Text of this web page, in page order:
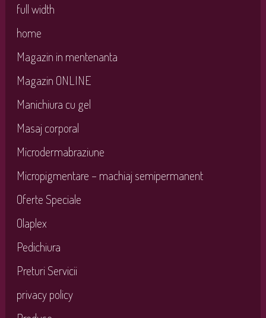
full width
home
Magazin in mentenanta
Magazin ONLINE
Manichiura cu gel
Masaj corporal
Microdermabraziune
Micropigmentare – machiaj semipermanent
Oferte Speciale
Olaplex
Pedichiura
Preturi Servicii
privacy policy